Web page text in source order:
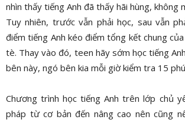
nhìn thấy tiếng Anh đã thấy hãi hùng, không
Tuy nhiên, trước vẫn phải học, sau vẫn
điểm tiếng Anh kéo điểm tổng kết chung
tè. Thay vào đó, teen hãy sớm học tiếng
bên này, ngó bên kia mỗi giờ kiểm tra 15
Chương trình học tiếng Anh trên lớp chủ
pháp từ cơ bản đến nâng cao nên cũng